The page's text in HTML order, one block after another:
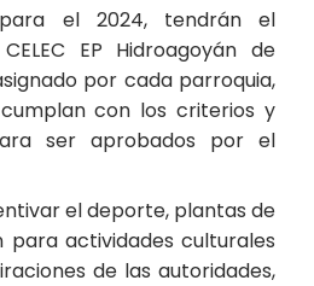
el 2024, tendrán el
EP Hidroagoyán de
por cada parroquia,
con los criterios y
ser aprobados por el
el deporte, plantas de
para actividades culturales
de las autoridades,